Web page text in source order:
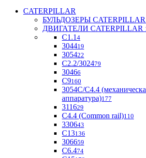
CATERPILLAR
БУЛЬДОЗЕРЫ CATERPILLAR
ДВИГАТЕЛИ CATERPILLAR
C1.1 4
304419
305422
С2.2/302479
30466
С9160
3054С/С4.4
аппаратура)177
311629
С4.4 (Common rail)110
330643
С13136
306659
С6.474